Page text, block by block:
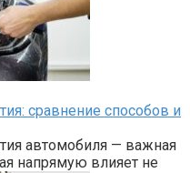
сравнение способов и
автомобиля — важная
напрямую влияет не